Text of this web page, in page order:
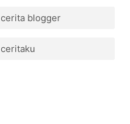
cerita blogger
ceritaku